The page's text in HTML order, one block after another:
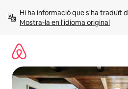
Mostra-la en l'idioma original